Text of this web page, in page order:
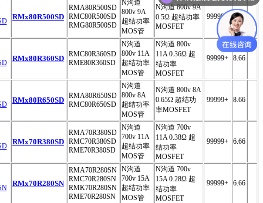
RMx80R500SD
RMA80R500SD
RMC80R500SD
RMG80R500SD
N沟道
800v 9A
超结功率
MOS管
N沟道 800v 9A
0.5Ω 超结功率
MOSFET
99999+ 8.66
RMx80R360SD RMC80R360SD
RME80R360SD
N沟道
800v 11A
超结功率
MOS管
N沟道 800v
11A 0.36Ω 超
结功率
MOSFET
99999+ 8.66
RMx80R650SD RMA80R650SD
RMC80R650SD
N沟道
800v 8A
超结功率
MOS管
N沟道 800v 8A
0.65Ω 超结功
率MOSFET
99999+ 8.66
RMx70R380SD
RMA70R380SD
RMC70R380SD
RME70R380SD
N沟道
700v 11A
超结功率
MOS管
N沟道 700v
11A 0.38Ω 超
结功率
MOSFET
99999+ 6.66
RMx70R280SN
RMA70R280SN
RMC70R280SN
RMK70R280SN
RME70R280SN
N沟道
700v 15A
超结功率
MOS管
N沟道 700v
15A 0.28Ω 超
结功率
MOSFET
99999+ 6.66